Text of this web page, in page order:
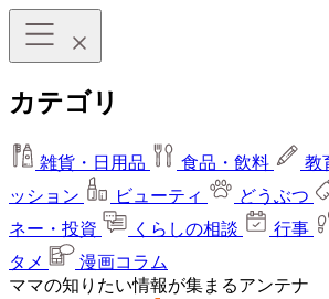
カテゴリ
雑貨・日用品 食品・飲料 教
ッション
ビューティ どうぶつ
ネー・投資
くらしの相談 行事
タメ
漫画コラム
ママの知りたい情報が集まるアンテナ